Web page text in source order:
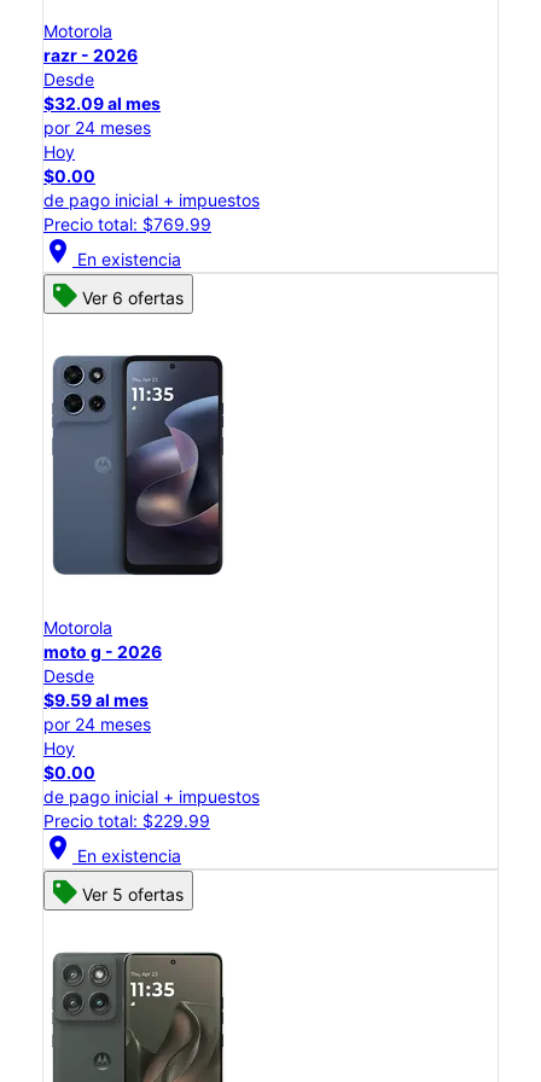
Motorola
razr - 2026
Desde
$32.09 al mes
por 24 meses
Hoy
$0.00
de pago inicial + impuestos
Precio total: $769.99
location_on En existencia
Ver 6 ofertas
Motorola
moto g - 2026
Desde
$9.59 al mes
por 24 meses
Hoy
$0.00
de pago inicial + impuestos
Precio total: $229.99
location_on En existencia
Ver 5 ofertas